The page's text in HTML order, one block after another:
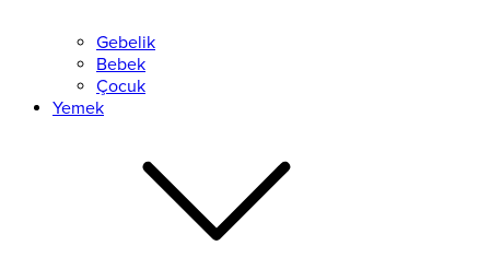
Gebelik
Bebek
Çocuk
Yemek